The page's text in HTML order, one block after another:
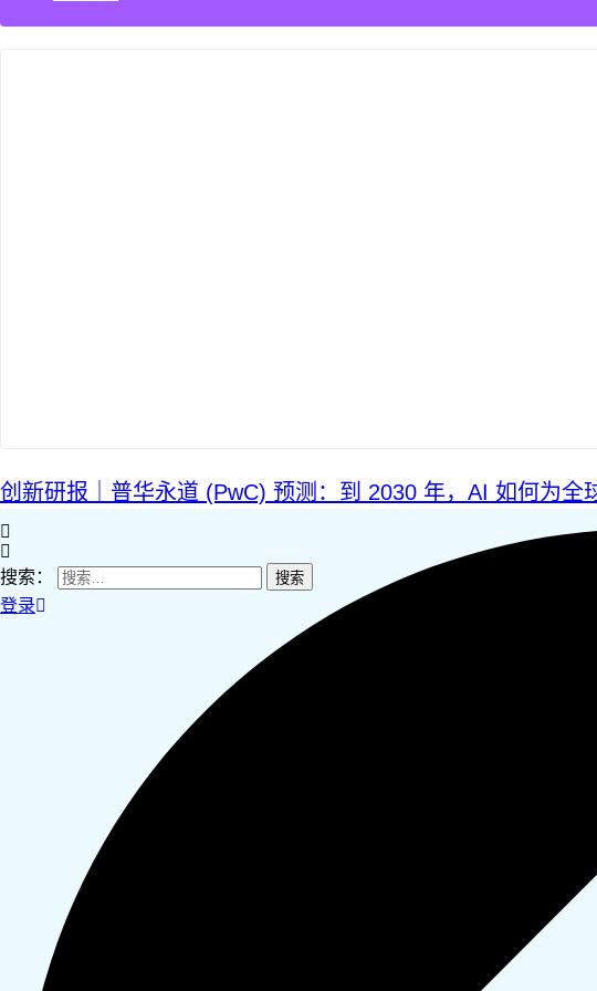
AI+增长集思会
创作者中心
搜索：
登录
创新研报｜普华永道 (PwC) 预测：到 2030 年，AI 如何为全